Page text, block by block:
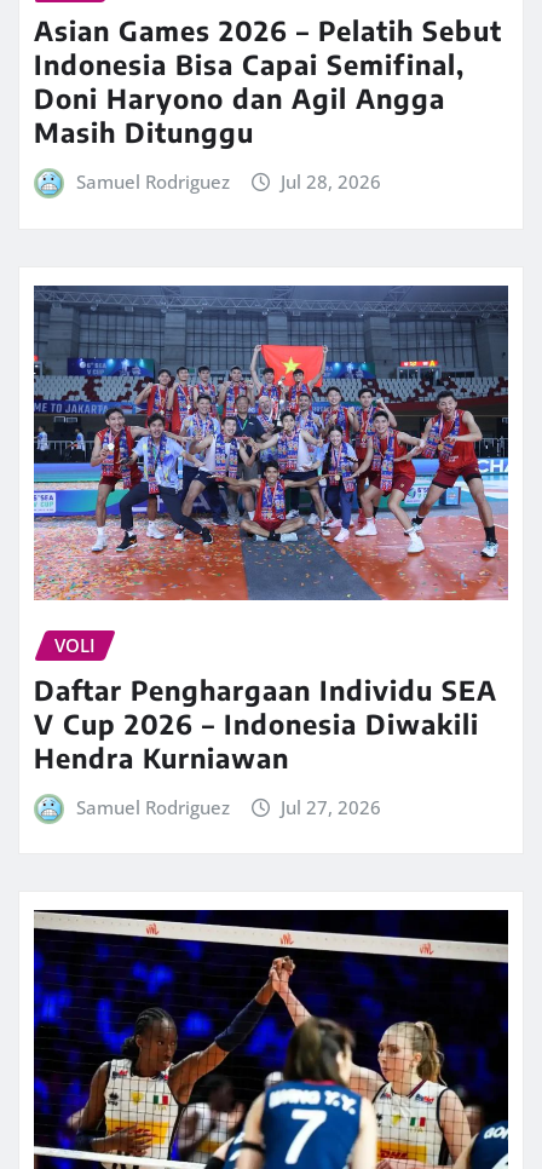
Asian Games 2026 – Pelatih Sebut
Indonesia Bisa Capai Semifinal,
Doni Haryono dan Agil Angga
Masih Ditunggu
Samuel Rodriguez Jul 28, 2026
VOLI
Daftar Penghargaan Individu SEA
V Cup 2026 – Indonesia Diwakili
Hendra Kurniawan
Samuel Rodriguez Jul 27, 2026